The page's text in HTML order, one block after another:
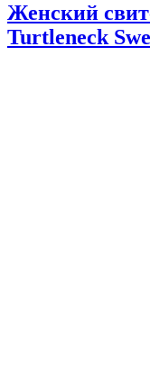
Женский
Turtleneck